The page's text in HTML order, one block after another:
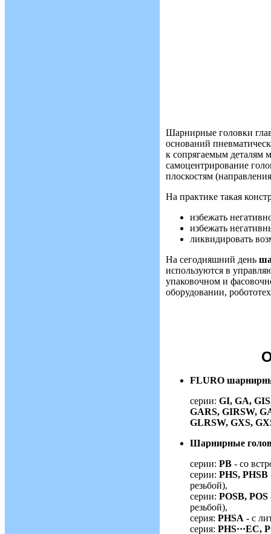
Шарнирные головки
оснований
к сопрягаемым деталям
самоцентрирование
плоскостям
На практике такая
избежать
избежать
ликвидировать
На сегодняшний день
используются в
упаковочном и
оборудовании,
FLURO
серии: GI, GA,
GARS, GIRSW,
GLRSW, GXS,
Шарнирные
cерии: PB - со
cерии: PHS, PHSB
резьбой),
cерии: POSB, POS
резьбой),
cерия: PHSA - с
cерия: PHS···EC,